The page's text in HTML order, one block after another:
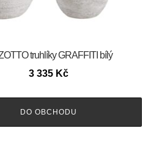
truhlíky GRAFFITI bílý
3 335 Kč
DO OBCHODU